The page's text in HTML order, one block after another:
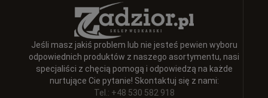
Jeśli masz jakiś problem lub nie jesteś pewien wyboru
odpowiednich produktów z naszego asortymentu, nasi
specjaliści z chęcią pomogą i odpowiedzą na każde
nurtujące Cie pytanie! Skontaktuj się z nami:
Tel.: +48 530 582 918